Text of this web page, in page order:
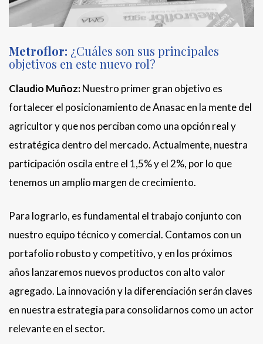
Metroflor: ¿Cuáles son sus principales
objetivos en este nuevo rol?
Claudio Muñoz:Nuestro primer gran objetivo es
fortalecer el posicionamiento de Anasac en la mente del
agricultor y que nos perciban como una opción real y
estratégica dentro del mercado. Actualmente, nuestra
participación oscila entre el 1,5% y el 2%, por lo que
tenemos un amplio margen de crecimiento.
Para lograrlo, es fundamental el trabajo conjunto con
nuestro equipo técnico y comercial. Contamos con un
portafolio robusto y competitivo, y en los próximos
años lanzaremos nuevos productos con alto valor
agregado. La innovación y la diferenciación serán claves
en nuestra estrategia para consolidarnos como un actor
relevante en el sector.